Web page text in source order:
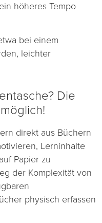
höheres Tempo
bei einem
leichter
Die
direkt aus Büchern
Lerninhalte
Papier zu
der Komplexität von
physisch erfassen